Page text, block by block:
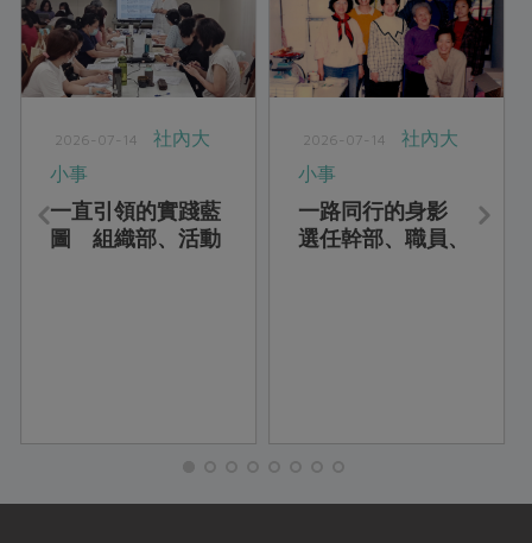
2026-07-14
社內大
小事
一直引領的實踐藍
圖 組織部、活動
2026-07-14
社內大
小事
一路同行的身影
選任幹部、職員、